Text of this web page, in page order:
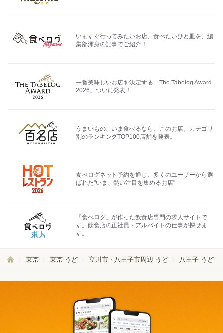
いますぐ行ってみたいお店、食べたいひと皿を、編
集部渾身の記事でご紹介！
一番美味しいお店を決定する「The Tabelog Award
2026」ついに発表！
うまいもの、いま食べるなら、このお店。カテゴリ
別のランキングTOP100店舗を発表。
食べログネット予約を通じ、多くのユーザーから選
ばれた"いま、熱い注目を集めるお店"
「食べログ」が作った飲食店専門の求人サイトで
す。飲食店の正社員・アルバイトの仕事が探せま
す。
東京 東京 うど 立川市・八王子市周辺 うど 八王子 うど